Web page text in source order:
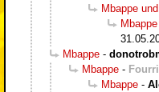
Mbappe
Mbappe -
Mbappe -
Mbappe -